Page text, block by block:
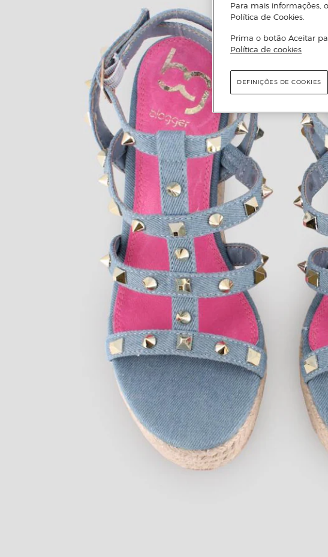
Para mais informações,
Política de Cookies.
Prima o botão Aceitar
Política de cookies
DEFINIÇÕES DE COOKIES